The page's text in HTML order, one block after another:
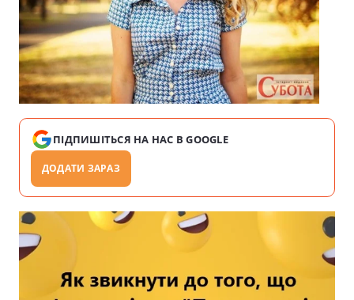
ПІДПИШІТЬСЯ НА НАС В GOOGLE
ДОДАТИ ЗАРАЗ